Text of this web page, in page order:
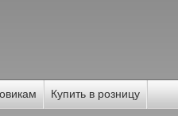
Купить в розницу